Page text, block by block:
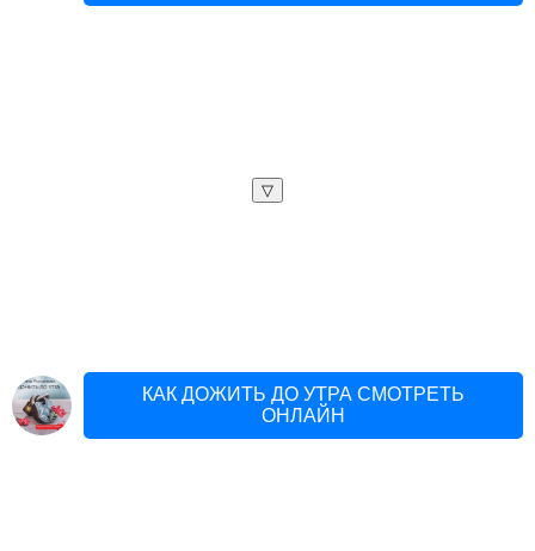
▽
КАК ДОЖИТЬ ДО УТРА СМОТРЕТЬ
ОНЛАЙН